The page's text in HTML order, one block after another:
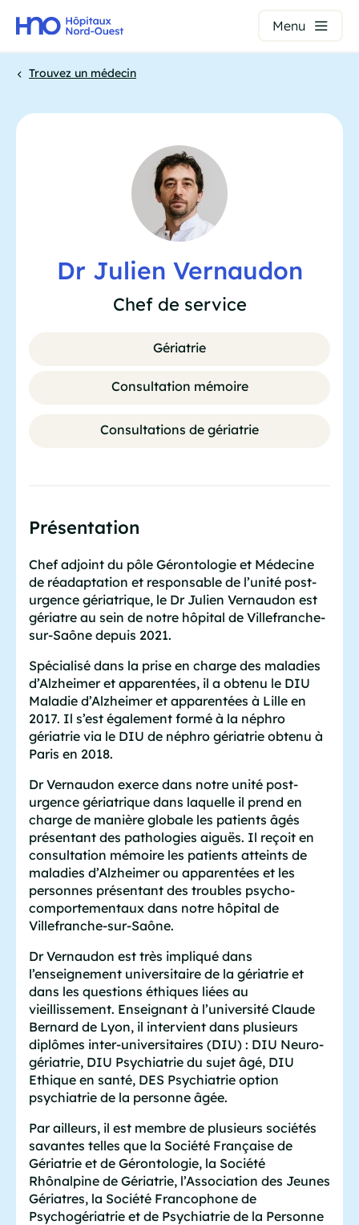
principal
Menu
d'Ariane
Trouvez un médecin
Dr Julien Vernaudon
Chef de service
Gériatrie
Consultation mémoire
Consultations de gériatrie
Présentation
Chef adjoint du pôle Gérontologie et Médecine
de réadaptation et responsable de l’unité post-
urgence gériatrique, le Dr Julien Vernaudon est
gériatre au sein de notre hôpital de Villefranche-
sur-Saône depuis 2021.
Spécialisé dans la prise en charge des maladies
d’Alzheimer et apparentées, il a obtenu le DIU
Maladie d’Alzheimer et apparentées à Lille en
2017. Il s’est également formé à la néphro
gériatrie via le DIU de néphro gériatrie obtenu à
Paris en 2018.
Dr Vernaudon exerce dans notre unité post-
urgence gériatrique dans laquelle il prend en
charge de manière globale les patients âgés
présentant des pathologies aiguës. Il reçoit en
consultation mémoire les patients atteints de
maladies d’Alzheimer ou apparentées et les
personnes présentant des troubles psycho-
comportementaux dans notre hôpital de
Villefranche-sur-Saône.
Dr Vernaudon est très impliqué dans
l’enseignement universitaire de la gériatrie et
dans les questions éthiques liées au
vieillissement. Enseignant à l’université Claude
Bernard de Lyon, il intervient dans plusieurs
diplômes inter-universitaires (DIU) : DIU Neuro-
gériatrie, DIU Psychiatrie du sujet âgé, DIU
Ethique en santé, DES Psychiatrie option
psychiatrie de la personne âgée.
Par ailleurs, il est membre de plusieurs sociétés
savantes telles que la Société Française de
Gériatrie et de Gérontologie, la Société
Rhônalpine de Gériatrie, l’Association des Jeunes
Gériatres, la Société Francophone de
Psychogériatrie et de Psychiatrie de la Personne